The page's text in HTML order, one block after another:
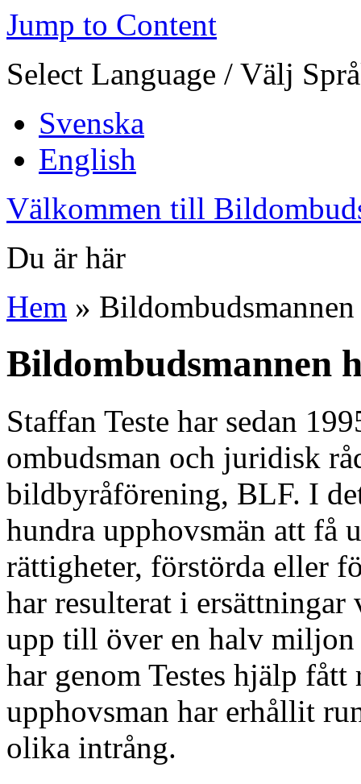
Jump to Content
Select Language / Välj
Svenska
English
Välkommen till
Du är här
Hem »
Bildombudsmannen
Staffan Teste har sedan
ombudsman och juridisk
bildbyråförening, BLF. I
hundra upphovsmän att få
rättigheter, förstörda eller
har resulterat i ersättningar
upp till över en halv
har genom Testes hjälp
upphovsman har erhållit
olika intrång.